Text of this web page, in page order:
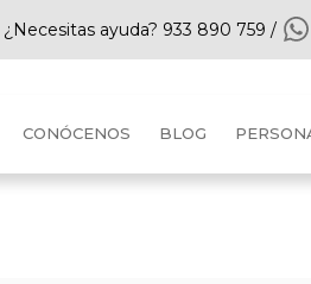
¿Necesitas ayuda? 933 890 759 /
CONÓCENOS BLOG